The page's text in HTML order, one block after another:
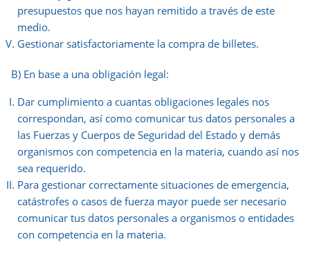
presupuestos que nos hayan remitido a través de este
medio.
Gestionar satisfactoriamente la compra de billetes.
B) En base a una obligación legal:
Dar cumplimiento a cuantas obligaciones legales nos
correspondan, así como comunicar tus datos personales a
las Fuerzas y Cuerpos de Seguridad del Estado y demás
organismos con competencia en la materia, cuando así nos
sea requerido.
Para gestionar correctamente situaciones de emergencia,
catástrofes o casos de fuerza mayor puede ser necesario
comunicar tus datos personales a organismos o entidades
con competencia en la materia.